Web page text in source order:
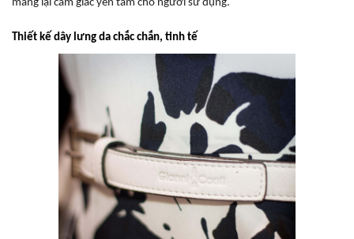
mang lại cảm giác yên tâm cho người sử dụng.
Thiết kế dây lưng da chắc chắn, tinh tế